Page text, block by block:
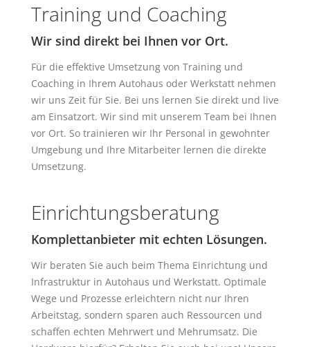
Training und Coaching
Wir sind direkt bei Ihnen vor Ort.
Für die effektive Umsetzung von Training und
Coaching in Ihrem Autohaus oder Werkstatt nehmen
wir uns Zeit für Sie. Bei uns lernen Sie direkt und live
am Einsatzort. Wir sind mit unserem Team bei Ihnen
vor Ort. So trainieren wir Ihr Personal in gewohnter
Umgebung und Ihre Mitarbeiter lernen die direkte
Umsetzung.
Einrichtungsberatung
Komplettanbieter mit echten Lösungen.
Wir beraten Sie auch beim Thema Einrichtung und
Infrastruktur in Autohaus und Werkstatt. Optimale
Wege und Prozesse erleichtern nicht nur Ihren
Arbeitstag, sondern sparen auch Ressourcen und
schaffen echten Mehrwert und Mehrumsatz. Die